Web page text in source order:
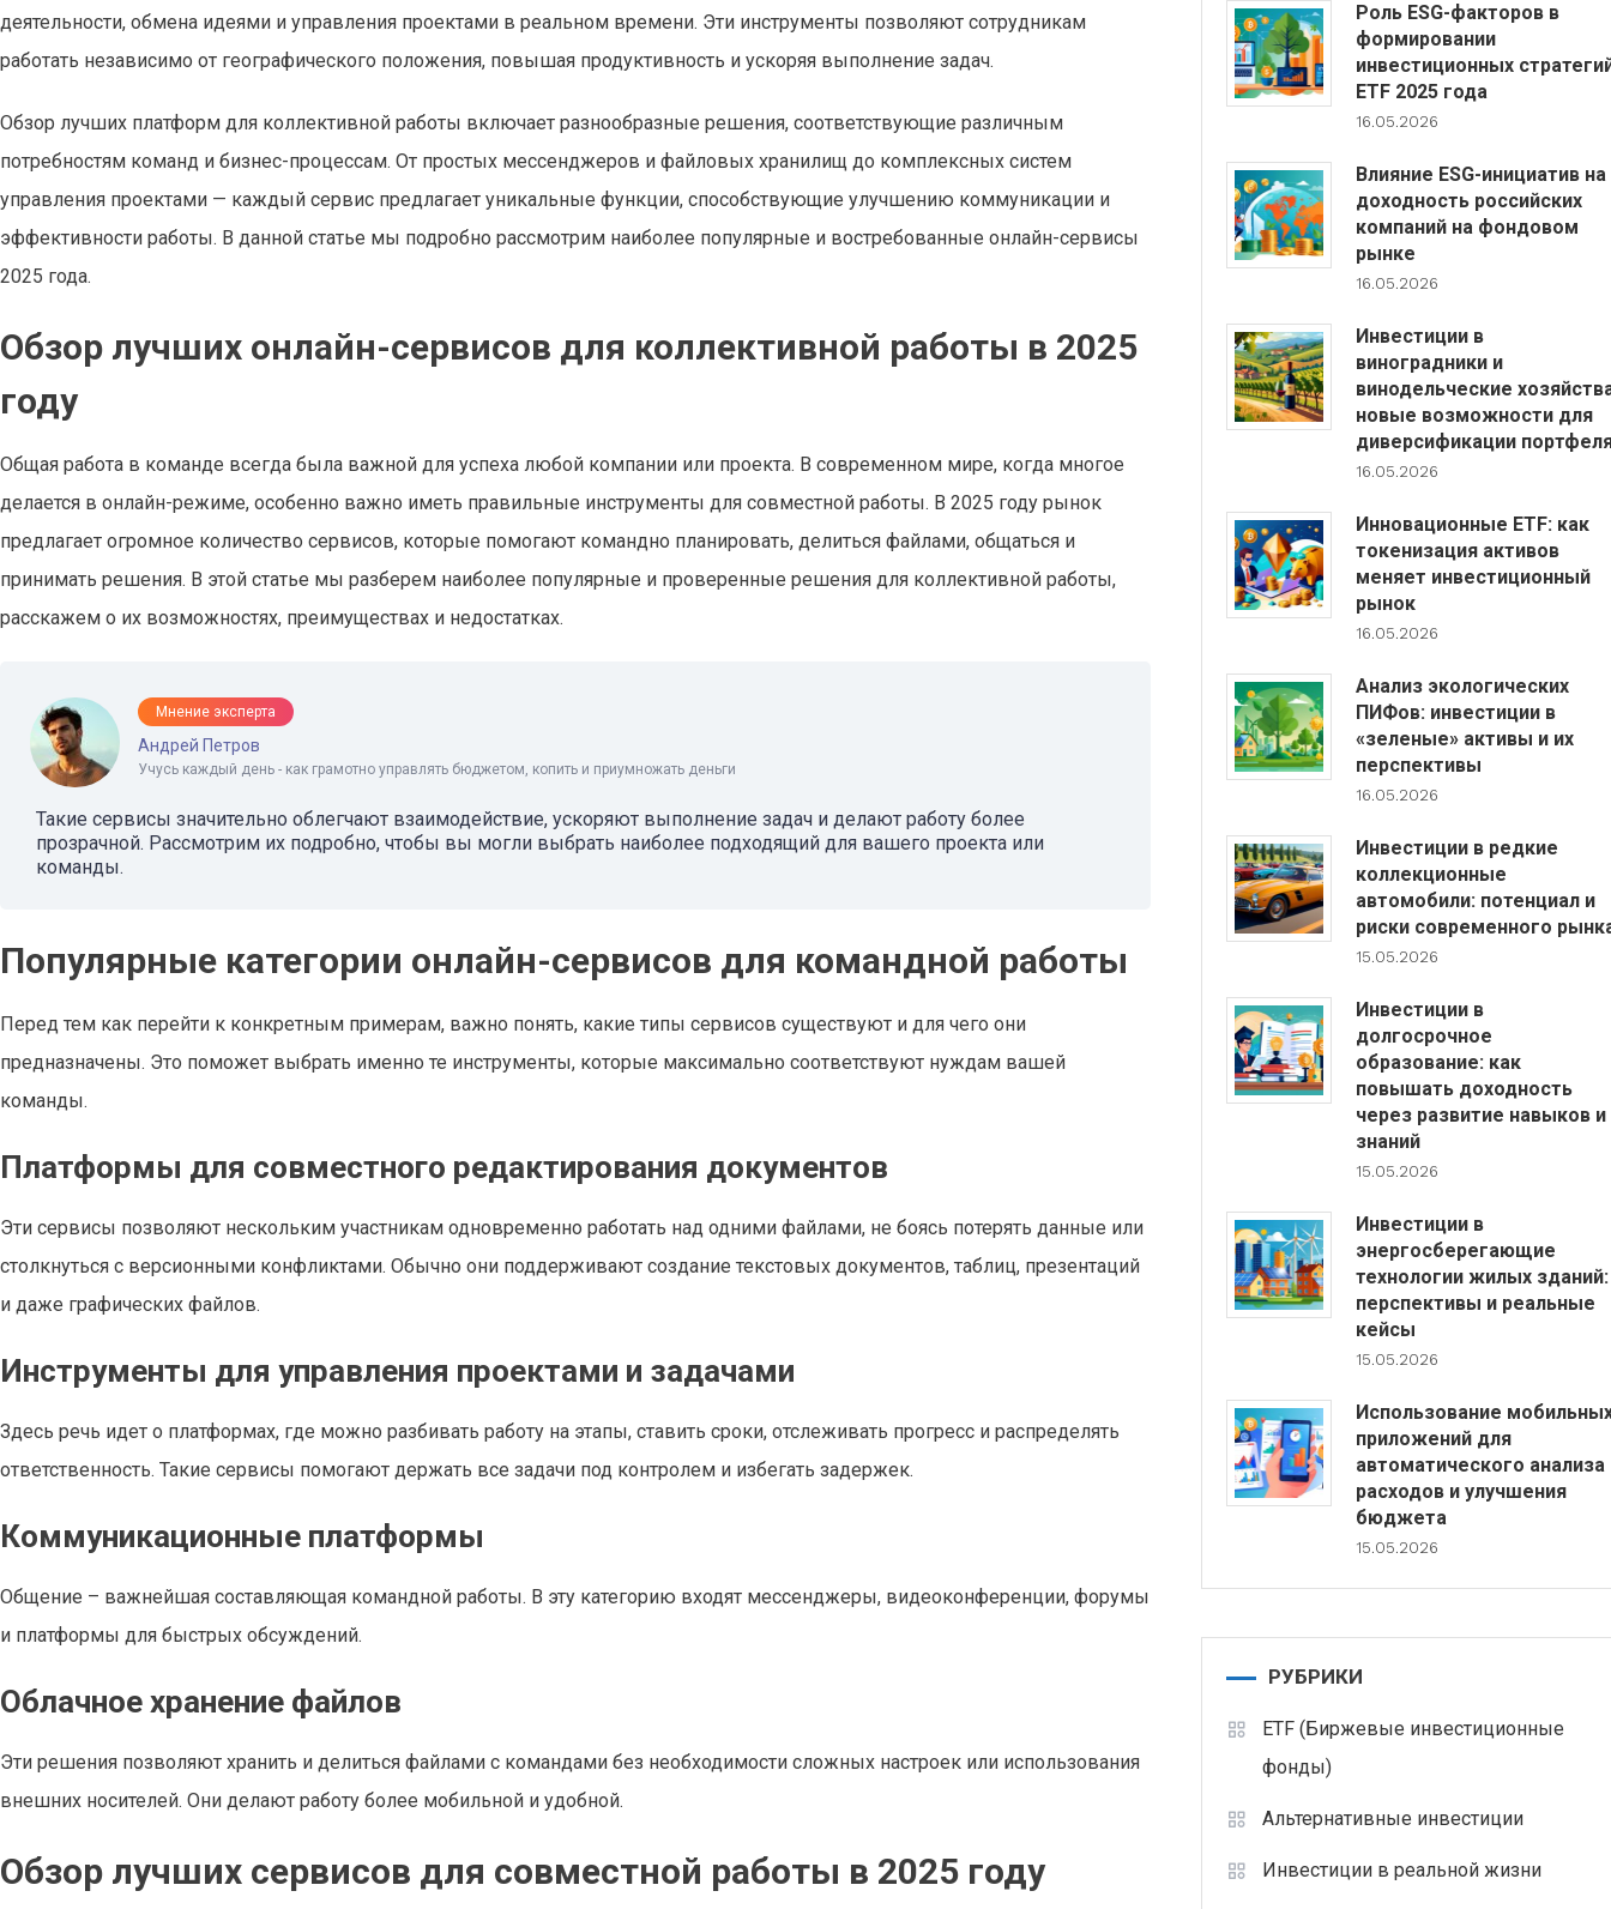
деятельности, обмена идеями и управления проектами в реальном времени. Эти инструменты позволяют сотрудникам
работать независимо от географического положения, повышая продуктивность и ускоряя выполнение задач.
Обзор лучших платформ для коллективной работы включает разнообразные решения, соответствующие различным
потребностям команд и бизнес-процессам. От простых мессенджеров и файловых хранилищ до комплексных систем
управления проектами — каждый сервис предлагает уникальные функции, способствующие улучшению коммуникации и
эффективности работы. В данной статье мы подробно рассмотрим наиболее популярные и востребованные онлайн-сервисы
2025 года.
Обзор лучших онлайн-сервисов для коллективной работы в 2025
году
Общая работа в команде всегда была важной для успеха любой компании или проекта. В современном мире, когда многое
делается в онлайн-режиме, особенно важно иметь правильные инструменты для совместной работы. В 2025 году рынок
предлагает огромное количество сервисов, которые помогают командно планировать, делиться файлами, общаться и
принимать решения. В этой статье мы разберем наиболее популярные и проверенные решения для коллективной работы,
расскажем о их возможностях, преимуществах и недостатках.
Мнение эксперта
Андрей Петров
Учусь каждый день - как грамотно управлять бюджетом, копить и приумножать деньги
Такие сервисы значительно облегчают взаимодействие, ускоряют выполнение задач и делают работу более
прозрачной. Рассмотрим их подробно, чтобы вы могли выбрать наиболее подходящий для вашего проекта или
команды.
Популярные категории онлайн-сервисов для командной работы
Перед тем как перейти к конкретным примерам, важно понять, какие типы сервисов существуют и для чего они
предназначены. Это поможет выбрать именно те инструменты, которые максимально соответствуют нуждам вашей
команды.
Платформы для совместного редактирования документов
Эти сервисы позволяют нескольким участникам одновременно работать над одними файлами, не боясь потерять данные или
столкнуться с версионными конфликтами. Обычно они поддерживают создание текстовых документов, таблиц, презентаций
и даже графических файлов.
Инструменты для управления проектами и задачами
Здесь речь идет о платформах, где можно разбивать работу на этапы, ставить сроки, отслеживать прогресс и распределять
ответственность. Такие сервисы помогают держать все задачи под контролем и избегать задержек.
Коммуникационные платформы
Общение – важнейшая составляющая командной работы. В эту категорию входят мессенджеры, видеоконференции, форумы
и платформы для быстрых обсуждений.
Облачное хранение файлов
Эти решения позволяют хранить и делиться файлами с командами без необходимости сложных настроек или использования
внешних носителей. Они делают работу более мобильной и удобной.
Обзор лучших сервисов для совместной работы в 2025 году
Роль ESG-факторов в
формировании
инвестиционных
ETF 2025 года
16.05.2026
Влияние ESG-инициатив на
доходность российских
компаний на фондовом
рынке
16.05.2026
Инвестиции в
виноградники и
винодельческие
новые возможности для
диверсификации
16.05.2026
Инновационные ETF: как
токенизация активов
меняет инвестиционный
рынок
16.05.2026
Анализ экологических
ПИФов: инвестиции в
«зеленые» активы и их
перспективы
16.05.2026
Инвестиции в редкие
коллекционные
автомобили: потенциал и
риски современного
15.05.2026
Инвестиции в
долгосрочное
образование: как
повышать доходность
через развитие навыков и
знаний
15.05.2026
Инвестиции в
энергосберегающие
технологии жилых зданий:
перспективы и реальные
кейсы
15.05.2026
Использование
приложений для
автоматического анализа
расходов и улучшения
бюджета
15.05.2026
РУБРИКИ
ETF (Биржевые инвестиционные
фонды)
Альтернативные инвестиции
Инвестиции в реальной жизни